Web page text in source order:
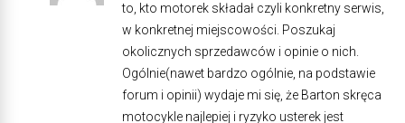
to, kto motorek składał czyli konkretny serwis,
w konkretnej miejscowości. Poszukaj
okolicznych sprzedawców i opinie o nich.
Ogólnie(nawet bardzo ogólnie, na podstawie
forum i opinii) wydaje mi się, że Barton skręca
motocykle najlepiej i ryzyko usterek jest